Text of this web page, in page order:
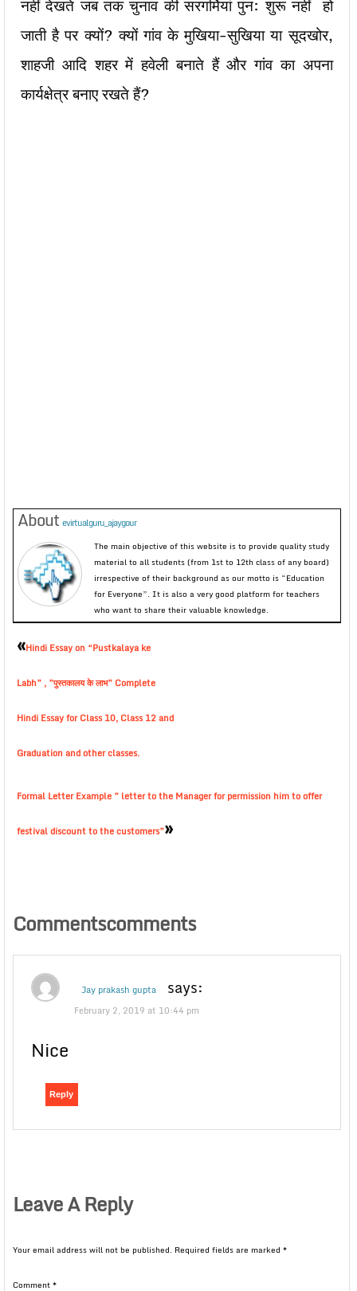
नहीं देखते जब तक चुनाव की सरगर्मियां पुन: शुरू नहीं हो
जाती है पर क्यों? क्यों गांव के मुखिया-सुखिया या सूदखोर,
शाहजी आदि शहर में हवेली बनाते हैं और गांव का अपना
कार्यक्षेत्र बनाए रखते हैं?
About evirtualguru_ajaygour
The main objective of this website is to provide quality study
material to all students (from 1st to 12th class of any board)
irrespective of their background as our motto is “Education
for Everyone”. It is also a very good platform for teachers
who want to share their valuable knowledge.
«Hindi Essay on “Pustkalaya ke
Labh” , ”पुस्तकालय के लाभ” Complete
Hindi Essay for Class 10, Class 12 and
Graduation and other classes.
Formal Letter Example ” letter to the Manager for permission him to offer
festival discount to the customers”»
Commentscomments
Jay prakash gupta says:
February 2, 2019 at 10:44 pm
Nice
Reply
Leave A Reply
Your email address will not be published. Required fields are marked *
Comment*